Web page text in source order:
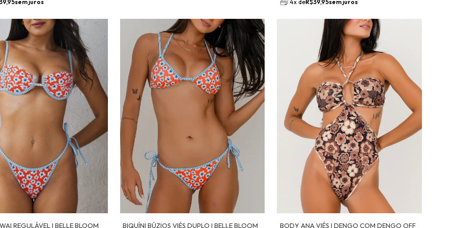
sem juros 4x deR$39,95sem juros
REGULÁVEL | BELLE BLOOM BIQUÍNI BÚZIOS VIÉS DUPLO | BELLE BLOOM BODY ANA VIÉS | DENGO COM DENGO OFF